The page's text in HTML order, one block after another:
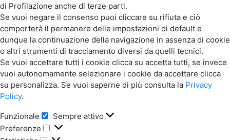
di Profilazione anche di terze parti.
Se vuoi negare il consenso puoi cliccare su rifiuta e ciò
comporterà il permanere delle impostazioni di default e
dunque la continuazione della navigazione in assenza di cookie
o altri strumenti di tracciamento diversi da quelli tecnici.
Se vuoi accettare tutti i cookie clicca su accetta tutti, se invece
vuoi autonomamente selezionare i cookie da accettare clicca
su personalizza. Se vuoi saperne di più consulta la Privacy
Policy.
Funzionale Funzionale
Sempre attivo
Preferenze
Preferenze